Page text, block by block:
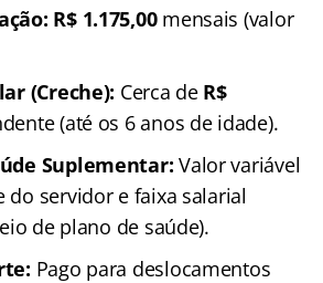
R$ 1.175,00mensais (valor
(Creche): Cerca de R$
(até os 6 anos de idade).
Suplementar: Valor variável
do servidor e faixa salarial
de plano de saúde).
Pago para deslocamentos